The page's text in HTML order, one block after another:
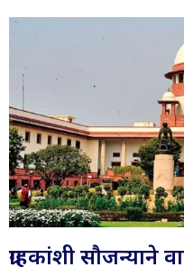
ग्राहकांशी साैजन्याने